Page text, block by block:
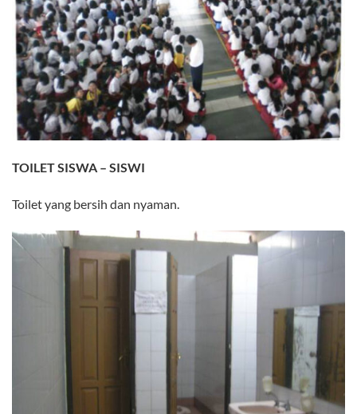
TOILET SISWA – SISWI
Toilet yang bersih dan nyaman.